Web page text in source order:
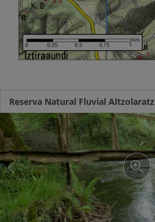
Reserva Natural Fluvial Altzolaratz